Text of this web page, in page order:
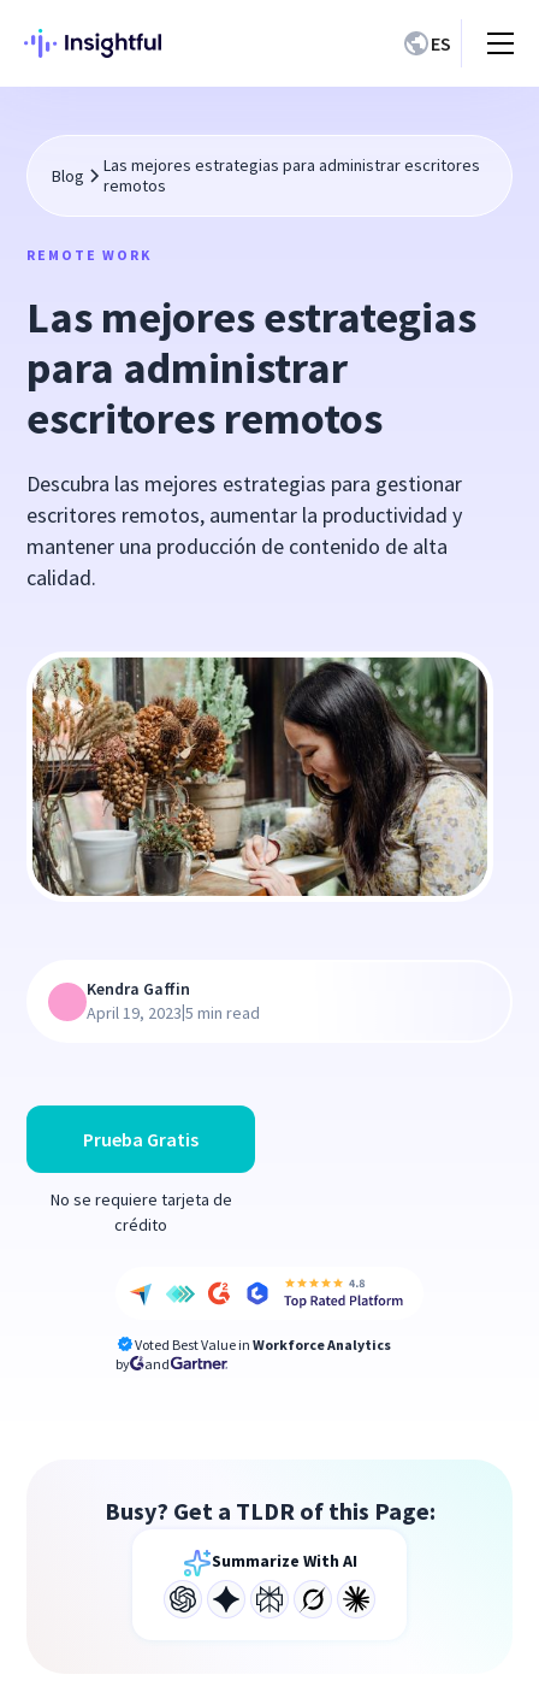
ES
Blog
Las mejores estrategias para administrar escritores
remotos
REMOTE WORK
Las mejores estrategias
para administrar
escritores remotos
Descubra las mejores estrategias para gestionar
escritores remotos, aumentar la productividad y
mantener una producción de contenido de alta
calidad.
Prueba Gratis
No se requiere tarjeta de
crédito
Voted Best Value in Workforce Analytics
by
and
Kendra Gaffin
April 19, 2023|5 min read
Busy? Get a TLDR of this Page:
Summarize With AI